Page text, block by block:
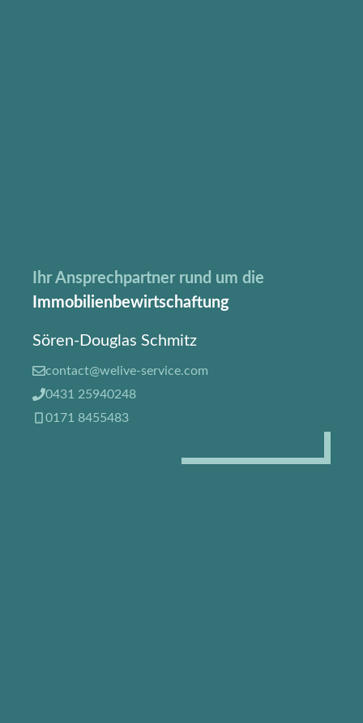
Ihr Ansprechpartner rund um die
Immobilienbewirtschaftung
Sören-Douglas Schmitz
contact@welive-service.com
0431 25940248
0171 8455483